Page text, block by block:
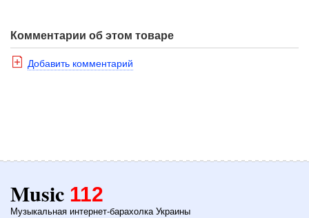
Комментарии об этом товаре
Добавить комментарий
Music 112
Музыкальная интернет-барахолка Украины